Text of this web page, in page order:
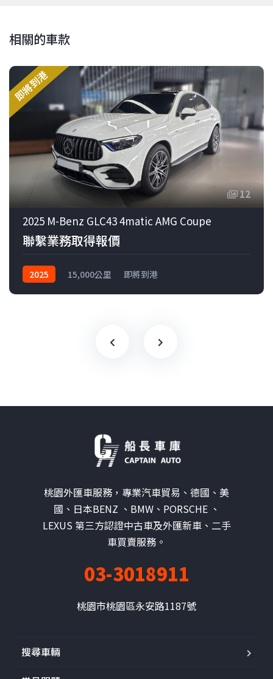
相關的車款
即將到港
12
2025 M-Benz GLC43 4matic AMG Coupe
聯繫業務取得報價
2025 15,000公里 即將到港
桃園外匯車服務，專業汽車貿易、德國、美
國、日本BENZ 、BMW、PORSCHE 、
LEXUS 第三方認證中古車及外匯新車、二手
車買賣服務。
03-3018911
桃園市桃園區永安路1187號
搜尋車輛